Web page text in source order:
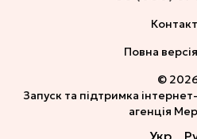
Повна
©
Запуск та підтримка
агенція
Укр